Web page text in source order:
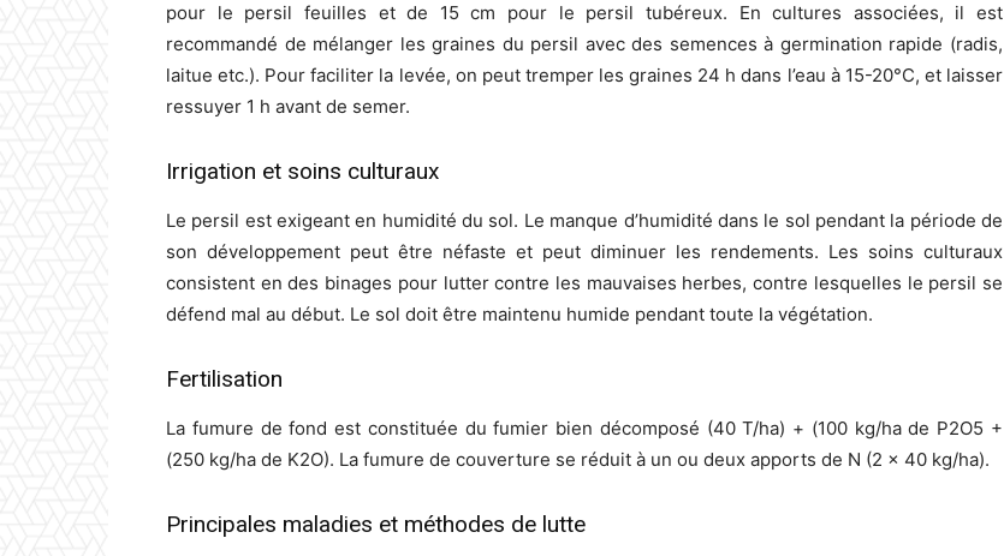
pour le persil feuilles et de 15 cm pour le persil tubéreux. En cultures associées, il est
recommandé de mélanger les graines du persil avec des semences à germination rapide (radis,
laitue etc.). Pour faciliter la levée, on peut tremper les graines 24 h dans l’eau à 15-20°C, et laisser
ressuyer 1 h avant de semer.
Irrigation et soins culturaux
Le persil est exigeant en humidité du sol. Le manque d’humidité dans le sol pendant la période de
son développement peut être néfaste et peut diminuer les rendements. Les soins culturaux
consistent en des binages pour lutter contre les mauvaises herbes, contre lesquelles le persil se
défend mal au début. Le sol doit être maintenu humide pendant toute la végétation.
Fertilisation
La fumure de fond est constituée du fumier bien décomposé (40 T/ha) + (100 kg/ha de P2O5 +
(250 kg/ha de K2O). La fumure de couverture se réduit à un ou deux apports de N (2 x 40 kg/ha).
Principales maladies et méthodes de lutte